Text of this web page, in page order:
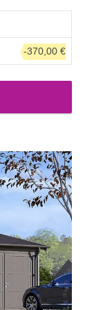
-370,00 €